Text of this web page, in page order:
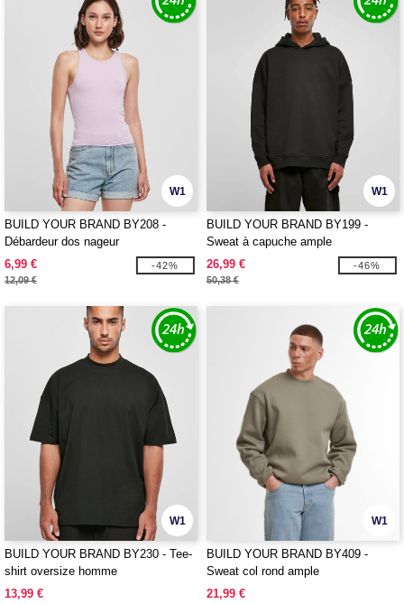
W1
BUILD YOUR BRAND BY208 -
Débardeur dos nageur
6,99 €
12,09 €
-42%
W1
BUILD YOUR BRAND BY199 -
Sweat à capuche ample
26,99 €
50,38 €
-46%
W1
BUILD YOUR BRAND BY230 - Tee-
shirt oversize homme
13,99 €
W1
BUILD YOUR BRAND BY409 -
Sweat col rond ample
21,99 €